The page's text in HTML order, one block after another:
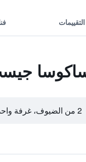
التقييمات
2 من الضيوف، غرفة واحدة